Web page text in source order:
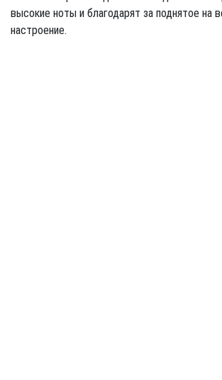
высокие ноты и благодарят за поднятое на
настроение.